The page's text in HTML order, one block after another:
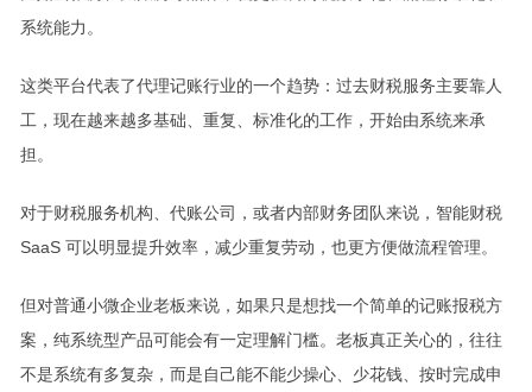
系统能力。
这类平台代表了代理记账行业的一个趋势：过去财税服务主要靠人
工，现在越来越多基础、重复、标准化的工作，开始由系统来承
担。
对于财税服务机构、代账公司，或者内部财务团队来说，智能财税
SaaS 可以明显提升效率，减少重复劳动，也更方便做流程管理。
但对普通小微企业老板来说，如果只是想找一个简单的记账报税方
案，纯系统型产品可能会有一定理解门槛。老板真正关心的，往往
不是系统有多复杂，而是自己能不能少操心、少花钱、按时完成申